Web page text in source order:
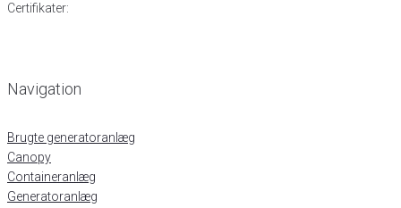
Certifikater:
Navigation
Brugte generatoranlæg
Canopy
Containeranlæg
Generatoranlæg